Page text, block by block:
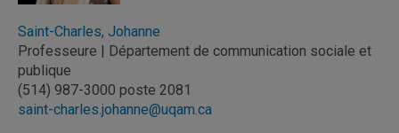
Saint-Charles, Johanne
Professeure | Département de communication sociale et
publique
(514) 987-3000 poste 2081
saint-charles.johanne@uqam.ca